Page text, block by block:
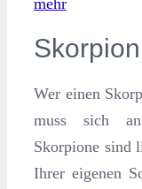
Wer einen
muss sich
Skorpione sind
Ihrer eigenen